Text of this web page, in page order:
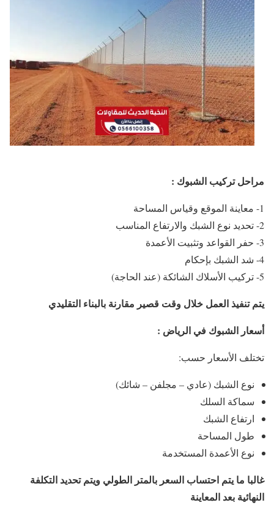
مراحل تركيب الشبوك :
1- معاينة الموقع وقياس المساحة
3- حفر القواعد وتثبيت الأعمدة
4- شد الشبك بإحكام
5- تركيب الأسلاك الشائكة (عند الحاجة)
يتم تنفيذ العمل خلال وقت قصير مقارنة بالبناء التقليدي
أسعار الشبوك في الرياض :
تختلف الأسعار حسب:
نوع الشبك (عادي – مجلفن – شائك)
سماكة السلك
ارتفاع الشبك
طول المساحة
نوع الأعمدة المستخدمة
غالبا ما يتم احتساب السعر بالمتر الطولي ويتم تحديد التكلفة
النهائية بعد المعاينة